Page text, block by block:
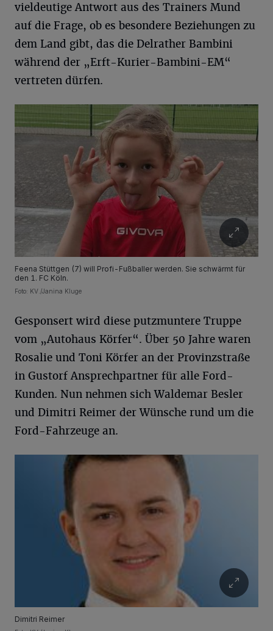
vieldeutige Antwort aus des Trainers Mund
auf die Frage, ob es besondere Beziehungen zu
dem Land gibt, das die Delrather Bambini
während der „Erft-Kurier-Bambini-EM“
vertreten dürfen.
Feena Stüttgen (7) will Profi-Fußballer werden. Sie schwärmt für
den 1. FC Köln.
Foto: KV./Janina Kluge
Gesponsert wird diese putzmuntere Truppe
vom „Autohaus Körfer“. Über 50 Jahre waren
Rosalie und Toni Körfer an der Provinzstraße
in Gustorf Ansprechpartner für alle Ford-
Kunden. Nun nehmen sich Waldemar Besler
und Dimitri Reimer der Wünsche rund um die
Ford-Fahrzeuge an.
Dimitri Reimer